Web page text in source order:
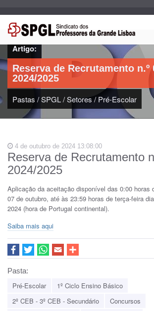
Artigo:
Reserva de Recrutamento n.º
2024/2025
Pastas /SPGL/Setores/Pré-Escolar
4 de outubro de 2024 13:08:00
Reserva de Recrutamento
2024/2025
Aplicação da aceitação disponível das 0:00 horas
07 de outubro, até às 23:59 horas de terça-feira
2024 (hora de Portugal continental).
Saiba mais aqui
Pasta:
Pré-Escolar
1º Ciclo Ensino Básico
2º CEB - 3º CEB - Secundário
Concursos